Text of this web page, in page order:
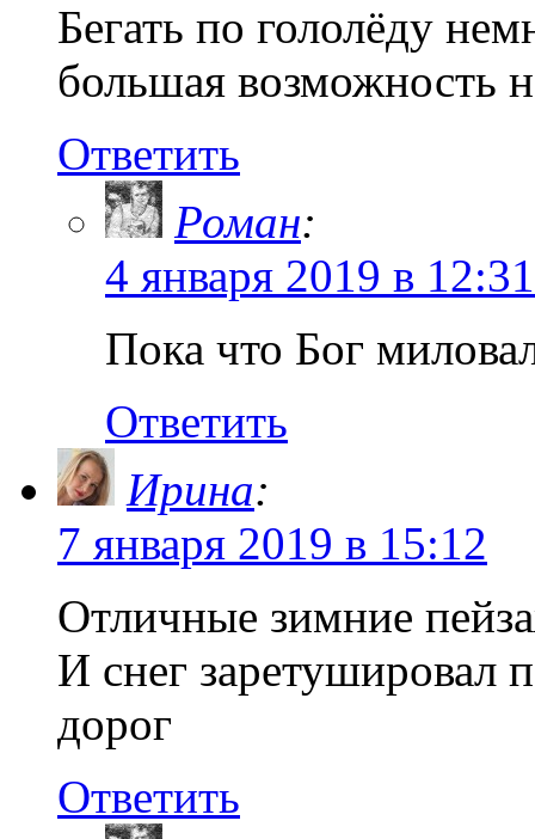
Бегать по гололёду
большая возможность
Ответить
Роман:
4 января 2019 в 12:31
Пока что Бог
Ответить
Ирина:
7 января 2019 в 15:12
Отличные зимние
И снег заретушировал
дорог
Ответить